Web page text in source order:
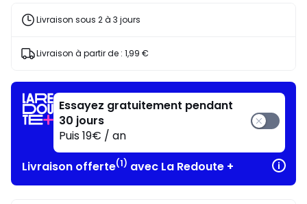
articles
J'en
Livraison sous 2 à 3 jours
Livraison à partir de : 1,99 €
Essayez gratuitement pendant
30 jours
Puis 19€ / an
Livraison offerte(1) avec La Redoute +